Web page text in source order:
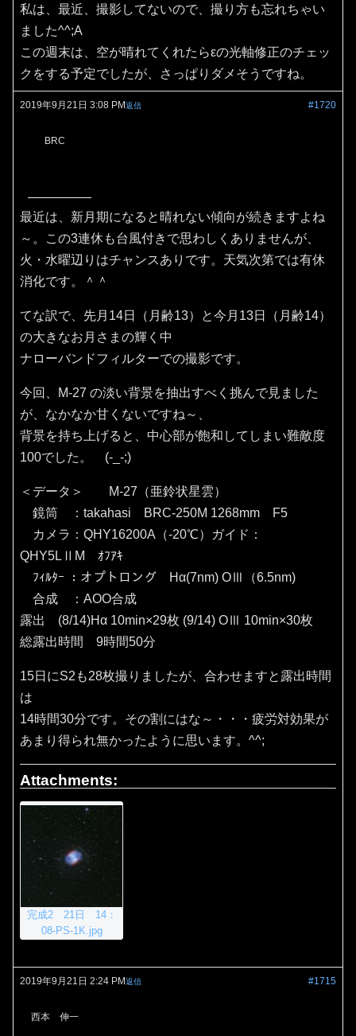
私は、最近、撮影してないので、撮り方も忘れちゃい
ました^^;A
この週末は、空が晴れてくれたらεの光軸修正のチェッ
クをする予定でしたが、さっぱりダメそうですね。
2019年9月21日 3:08 PM #1720
返信
BRC
最近は、新月期になると晴れない傾向が続きますよね
～。この3連休も台風付きで思わしくありませんが、
火・水曜辺りはチャンスありです。天気次第では有休
消化です。＾＾
てな訳で、先月14日（月齢13）と今月13日（月齢14）
の大きなお月さまの輝く中
ナローバンドフィルターでの撮影です。
今回、M-27 の淡い背景を抽出すべく挑んで見ました
が、なかなか甘くないですね～、
背景を持ち上げると、中心部が飽和してしまい難敵度
100でした。 (-_-;)
＜データ＞ M-27（亜鈴状星雲）
鏡筒 ：takahasi BRC-250M 1268mm F5
カメラ：QHY16200A（‐20℃）ガイド：
QHY5LⅡM ｵﾌｱｷ
ﾌｨﾙﾀｰ ：オプトロング Hα(7nm) OⅢ（6.5nm)
合成 ：AOO合成
露出 (8/14)Hα 10min×29枚 (9/14) OⅢ 10min×30枚
総露出時間 9時間50分
15日にS2も28枚撮りましたが、合わせますと露出時間
は
14時間30分です。その割にはな～・・・疲労対効果が
あまり得られ無かったように思います。^^;
Attachments:
完成2 21日 14：
08-PS-1K.jpg
2019年9月21日 2:24 PM #1715
返信
西本 伸一